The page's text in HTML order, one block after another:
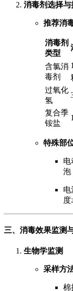
消毒剂选择与
推荐消
消毒剂
类型
含氯消
毒剂
过氧化
氢
复合季
铵盐
特殊部
电
泡
电
度
三、消毒效果监测
生物学监测
采样方
棉